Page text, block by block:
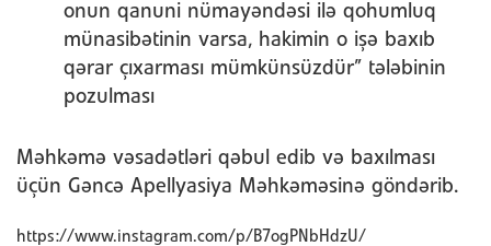
onun qanuni nümayəndəsi ilə qohumluq
münasibətinin varsa, hakimin o işə baxıb
qərar çıxarması mümkünsüzdür” tələbinin
pozulması
Məhkəmə vəsadətləri qəbul edib və baxılması
üçün Gəncə Apellyasiya Məhkəməsinə göndərib.
https://www.instagram.com/p/B7ogPNbHdzU/